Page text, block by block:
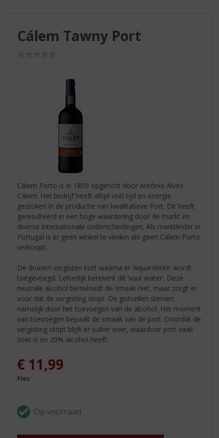
Cálem Tawny Port
Cálem Porto is in 1859 opgericht door António Alves
Cálem. Het bedrijf heeft altijd veel tijd en energie
gestoken in de productie van kwalitatieve Port. Dit heeft
geresulteerd in een hoge waardering door de markt en
diverse internationale onderscheidingen. Als marktleider in
Portugal is er geen winkel te vinden die geen Cálem Porto
verkoopt.
De druiven vergisten kort waarna er ‘Aquardente’ wordt
toegevoegd. Letterlijk betekent dit ‘vuur water’. Deze
neutrale alcohol beïnvloedt de smaak niet, maar zorgt er
voor dat de vergisting stopt. De gistcellen sterven
namelijk door het toevoegen van de alcohol. Het moment
van toevoegen bepaalt de smaak van de port. Doordat de
vergisting stopt blijft er suiker over, waardoor port vaak
zoet is en 20% alcohol heeft.
€ 11,99
Fles